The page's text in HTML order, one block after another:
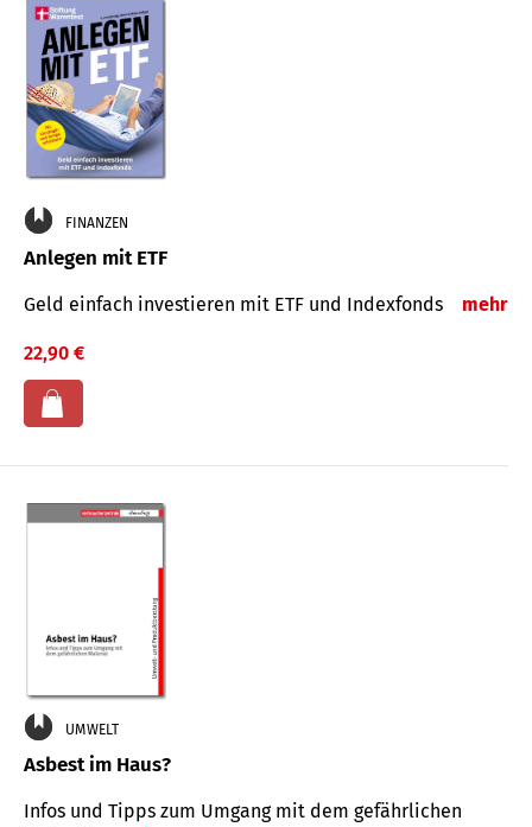
FINANZEN
Anlegen mit ETF
Geld einfach investieren mit ETF und Indexfonds mehr
22,90 €
UMWELT
Asbest im Haus?
Infos und Tipps zum Um­gang mit dem ge­fähr­lichen